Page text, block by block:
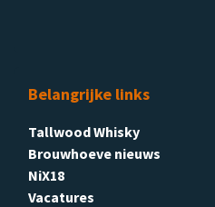
Belangrijke links
Tallwood Whisky
Brouwhoeve nieuws
NiX18
Vacatures